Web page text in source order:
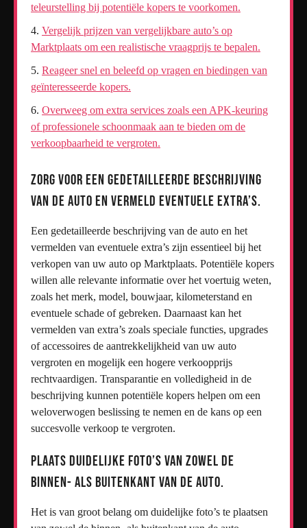
teleurstelling bij potentiële kopers te voorkomen.
Vergelijk prijzen van vergelijkbare auto’s op
Marktplaats om een realistische vraagprijs te bepalen.
Reageer snel en beleefd op vragen en biedingen van
geïnteresseerde kopers.
Overweeg om extra services zoals een APK-keuring
of professionele schoonmaak aan te bieden om de
verkoopbaarheid te vergroten.
Zorg voor een gedetailleerde beschrijving
van de auto en vermeld eventuele extra’s.
Een gedetailleerde beschrijving van de auto en het
vermelden van eventuele extra’s zijn essentieel bij het
verkopen van uw auto op Marktplaats. Potentiële kopers
willen alle relevante informatie over het voertuig weten,
zoals het merk, model, bouwjaar, kilometerstand en
eventuele schade of gebreken. Daarnaast kan het
vermelden van extra’s zoals speciale functies, upgrades
of accessoires de aantrekkelijkheid van uw auto
vergroten en mogelijk een hogere verkoopprijs
rechtvaardigen. Transparantie en volledigheid in de
beschrijving kunnen potentiële kopers helpen om een
weloverwogen beslissing te nemen en de kans op een
succesvolle verkoop te vergroten.
Plaats duidelijke foto’s van zowel de
binnen- als buitenkant van de auto.
Het is van groot belang om duidelijke foto’s te plaatsen